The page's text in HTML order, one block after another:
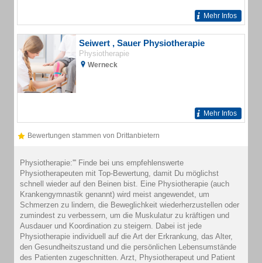
Mehr Infos
Seiwert , Sauer Physiotherapie
Physiotherapie
Werneck
Mehr Infos
Bewertungen stammen von Drittanbietern
Physiotherapie:''' Finde bei uns empfehlenswerte
Physiotherapeuten mit Top-Bewertung, damit Du möglichst
schnell wieder auf den Beinen bist. Eine Physiotherapie (auch
Krankengymnastik genannt) wird meist angewendet, um
Schmerzen zu lindern, die Beweglichkeit wiederherzustellen oder
zumindest zu verbessern, um die Muskulatur zu kräftigen und
Ausdauer und Koordination zu steigern. Dabei ist jede
Physiotherapie individuell auf die Art der Erkrankung, das Alter,
den Gesundheitszustand und die persönlichen Lebensumstände
des Patienten zugeschnitten. Arzt, Physiotherapeut und Patient